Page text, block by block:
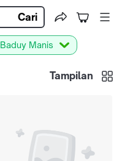
Cari
Manis
Tampilan